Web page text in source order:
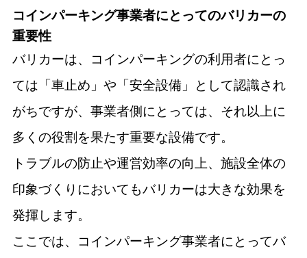
コインパーキング事業者にとってのバリカーの
重要性
バリカーは、コインパーキングの利用者にとっ
ては「車止め」や「安全設備」として認識され
がちですが、事業者側にとっては、それ以上に
多くの役割を果たす重要な設備です。
トラブルの防止や運営効率の向上、施設全体の
印象づくりにおいてもバリカーは大きな効果を
発揮します。
ここでは、コインパーキング事業者にとってバ